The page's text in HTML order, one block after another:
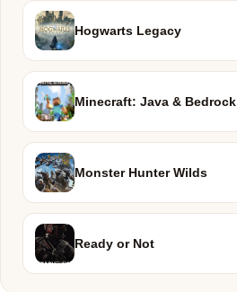
Hogwarts Legacy
Minecraft: Java & Bedrock
Monster Hunter Wilds
Ready or Not